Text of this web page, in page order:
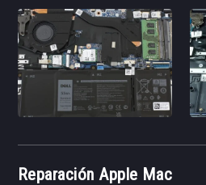
Reparación Apple Mac